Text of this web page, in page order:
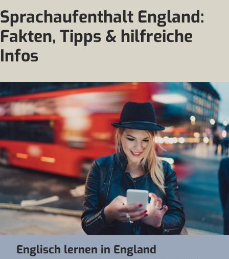
Sprachaufenthalt England:
Fakten, Tipps & hilfreiche
Infos
Englisch lernen in England